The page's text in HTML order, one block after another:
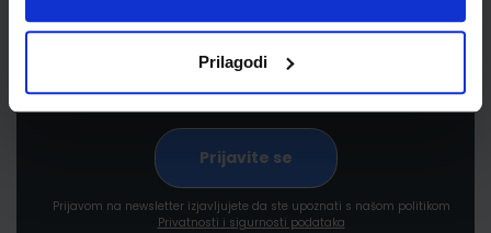
Prilagodi
Prijavom na newsletter izjavljujete da ste upoznati s našom politikom
Privatnosti i sigurnosti podataka